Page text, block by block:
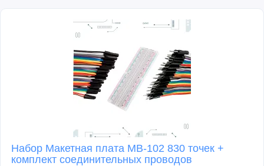
Набор Макетная плата MB-102 830 точек +
комплект соединительных проводов